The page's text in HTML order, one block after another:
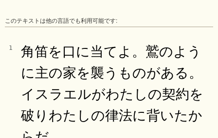
このテキストは他の言語でも利用可能です:
1
角笛を口に当てよ。鷲のよう
に主の家を襲うものがある。
イスラエルがわたしの契約を
破りわたしの律法に背いたか